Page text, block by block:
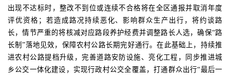
出现不达标时， 整改不到位或连续不合格将在全区通报并取消年度
评优资格；若造成路况持续恶化、影响群众生产出行，将约谈路
长，情节严重的将核减对应路段养护经费并调整路长人选，确保“路
长制”落地见效，保障农村公路长期完好通行。在此基础上，持续推
进农村公路提档升级，完善道路安防设施、亮化工程，同步推进城
乡公交一体化建设，实现行政村公交全覆盖，打通群众出行“最后一